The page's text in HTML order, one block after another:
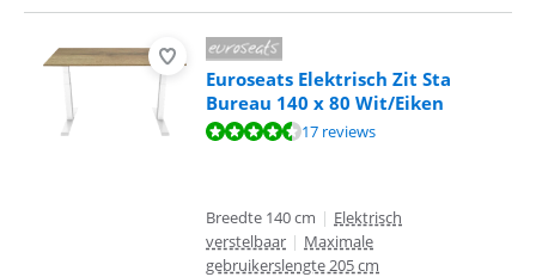
Euroseats Elektrisch Zit Sta
Bureau 140 x 80 Wit/Eiken
Beoordeling is 9,1 van de 10, gebaseerd op 17 reviews.
17 reviews
Breedte 140 cm | Elektrisch
verstelbaar | Maximale
gebruikerslengte 205 cm